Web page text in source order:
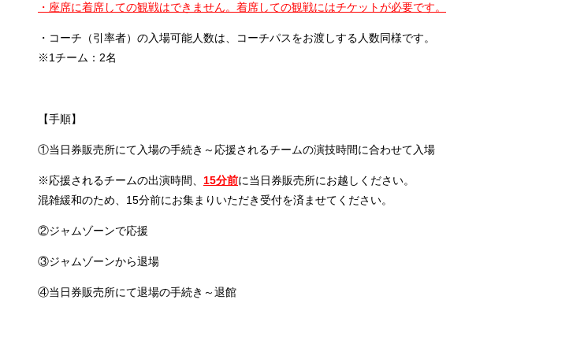
・座席に着席しての観戦はできません。着席しての観戦にはチケットが必要です。
・コーチ（引率者）の入場可能人数は、コーチパスをお渡しする人数同様です。
※1チーム：2名
【手順】
①当日券販売所にて入場の手続き～応援されるチームの演技時間に合わせて入場
※応援されるチームの出演時間、 15分前に当日券販売所にお越しください。
混雑緩和のため、15分前にお集まりいただき受付を済ませてください。
②ジャムゾーンで応援
③ジャムゾーンから退場
④当日券販売所にて退場の手続き～退館